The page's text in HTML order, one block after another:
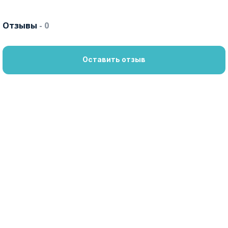
Отзывы - 0
Оставить отзыв